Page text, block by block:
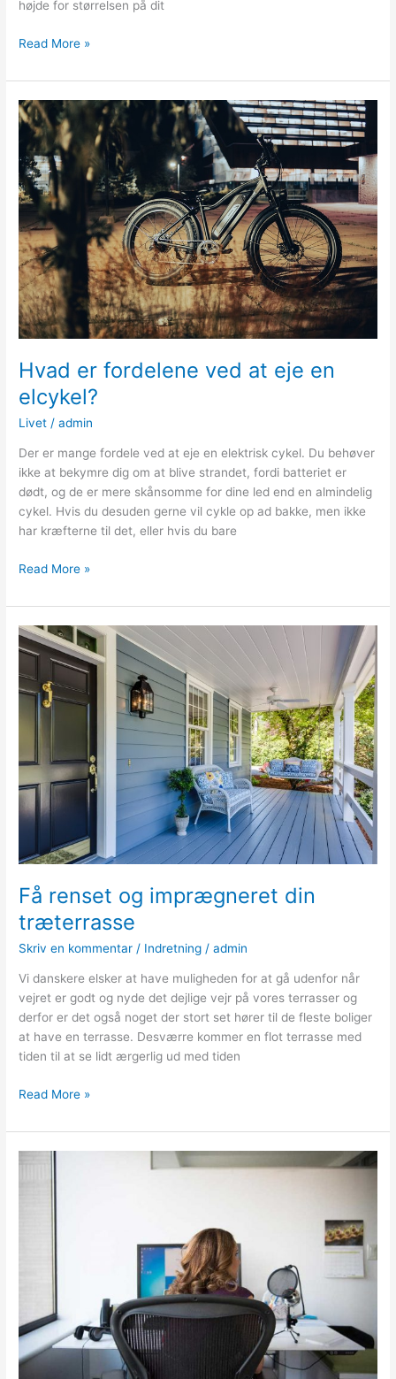
højde for størrelsen på dit
Sådan
du
den
perfekte
seng
til
dit
barn
Read More »
Hvad er fordelene ved at eje en
elcykel?
Livet /admin
Der er mange fordele ved at eje en elektrisk cykel. Du behøver
ikke at bekymre dig om at blive strandet, fordi batteriet er
dødt, og de er mere skånsomme for dine led end en almindelig
cykel. Hvis du desuden gerne vil cykle op ad bakke, men ikke
har kræfterne til det, eller hvis du bare
Hvad
fordelene
ved
at
en
elcykel?
Read More »
Få renset og imprægneret din
træterrasse
Skriv en kommentar / Indretning /admin
Vi danskere elsker at have muligheden for at gå udenfor når
vejret er godt og nyde det dejlige vejr på vores terrasser og
derfor er det også noget der stort set hører til de fleste boliger
at have en terrasse. Desværre kommer en flot terrasse med
tiden til at se lidt ærgerlig ud med tiden
Få
og
imprægneret
Read More »